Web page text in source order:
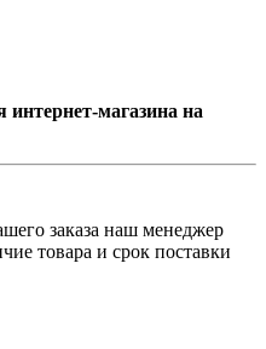
интернет-магазина на
заказа наш менеджер
товара и срок поставки